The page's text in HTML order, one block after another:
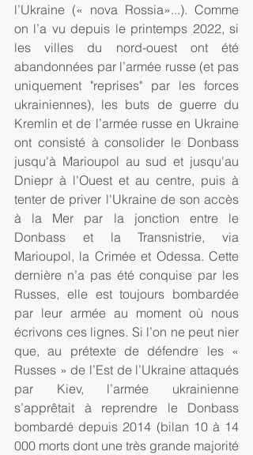
l’Ukraine (« nova Rossia»...). Comme
on l’a vu depuis le printemps 2022, si
les villes du nord-ouest ont été
abandonnées par l’armée russe (et pas
uniquement "reprises" par les forces
ukrainiennes), les buts de guerre du
Kremlin et de l’armée russe en Ukraine
ont consisté à consolider le Donbass
jusqu'à Marioupol au sud et jusqu'au
Dniepr à l'Ouest et au centre, puis à
tenter de priver l'Ukraine de son accès
à la Mer par la jonction entre le
Donbass et la Transnistrie, via
Marioupol, la Crimée et Odessa. Cette
dernière n’a pas été conquise par les
Russes, elle est toujours bombardée
par leur armée au moment où nous
écrivons ces lignes. Si l’on ne peut nier
que, au prétexte de défendre les «
Russes » de l’Est de l’Ukraine attaqués
par Kiev, l’armée ukrainienne
s’apprêtait à reprendre le Donbass
bombardé depuis 2014 (bilan 10 à 14
000 morts dont une très grande majorité